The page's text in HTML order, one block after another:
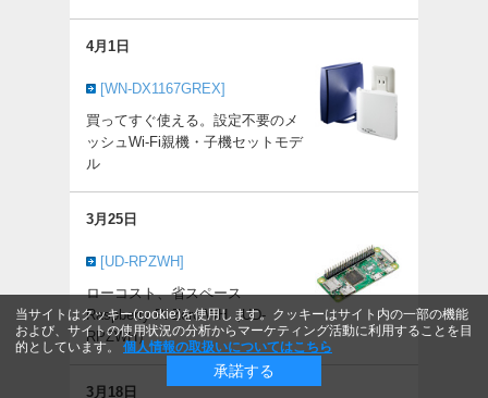
4月1日
[WN-DX1167GREX]
買ってすぐ使える。設定不要のメ
ッシュWi-Fi親機・子機セットモデ
ル
3月25日
[UD-RPZWH]
ローコスト、省スペース
Raspberry Pi Zero WH（UD-
RPZWH）
3月18日
当サイトはクッキー(cookie)を使用します。クッキーはサイト内の一部の機能
および、サイトの使用状況の分析からマーケティング活動に利用することを目
的としています。 個人情報の取扱いについてはこちら
承諾する